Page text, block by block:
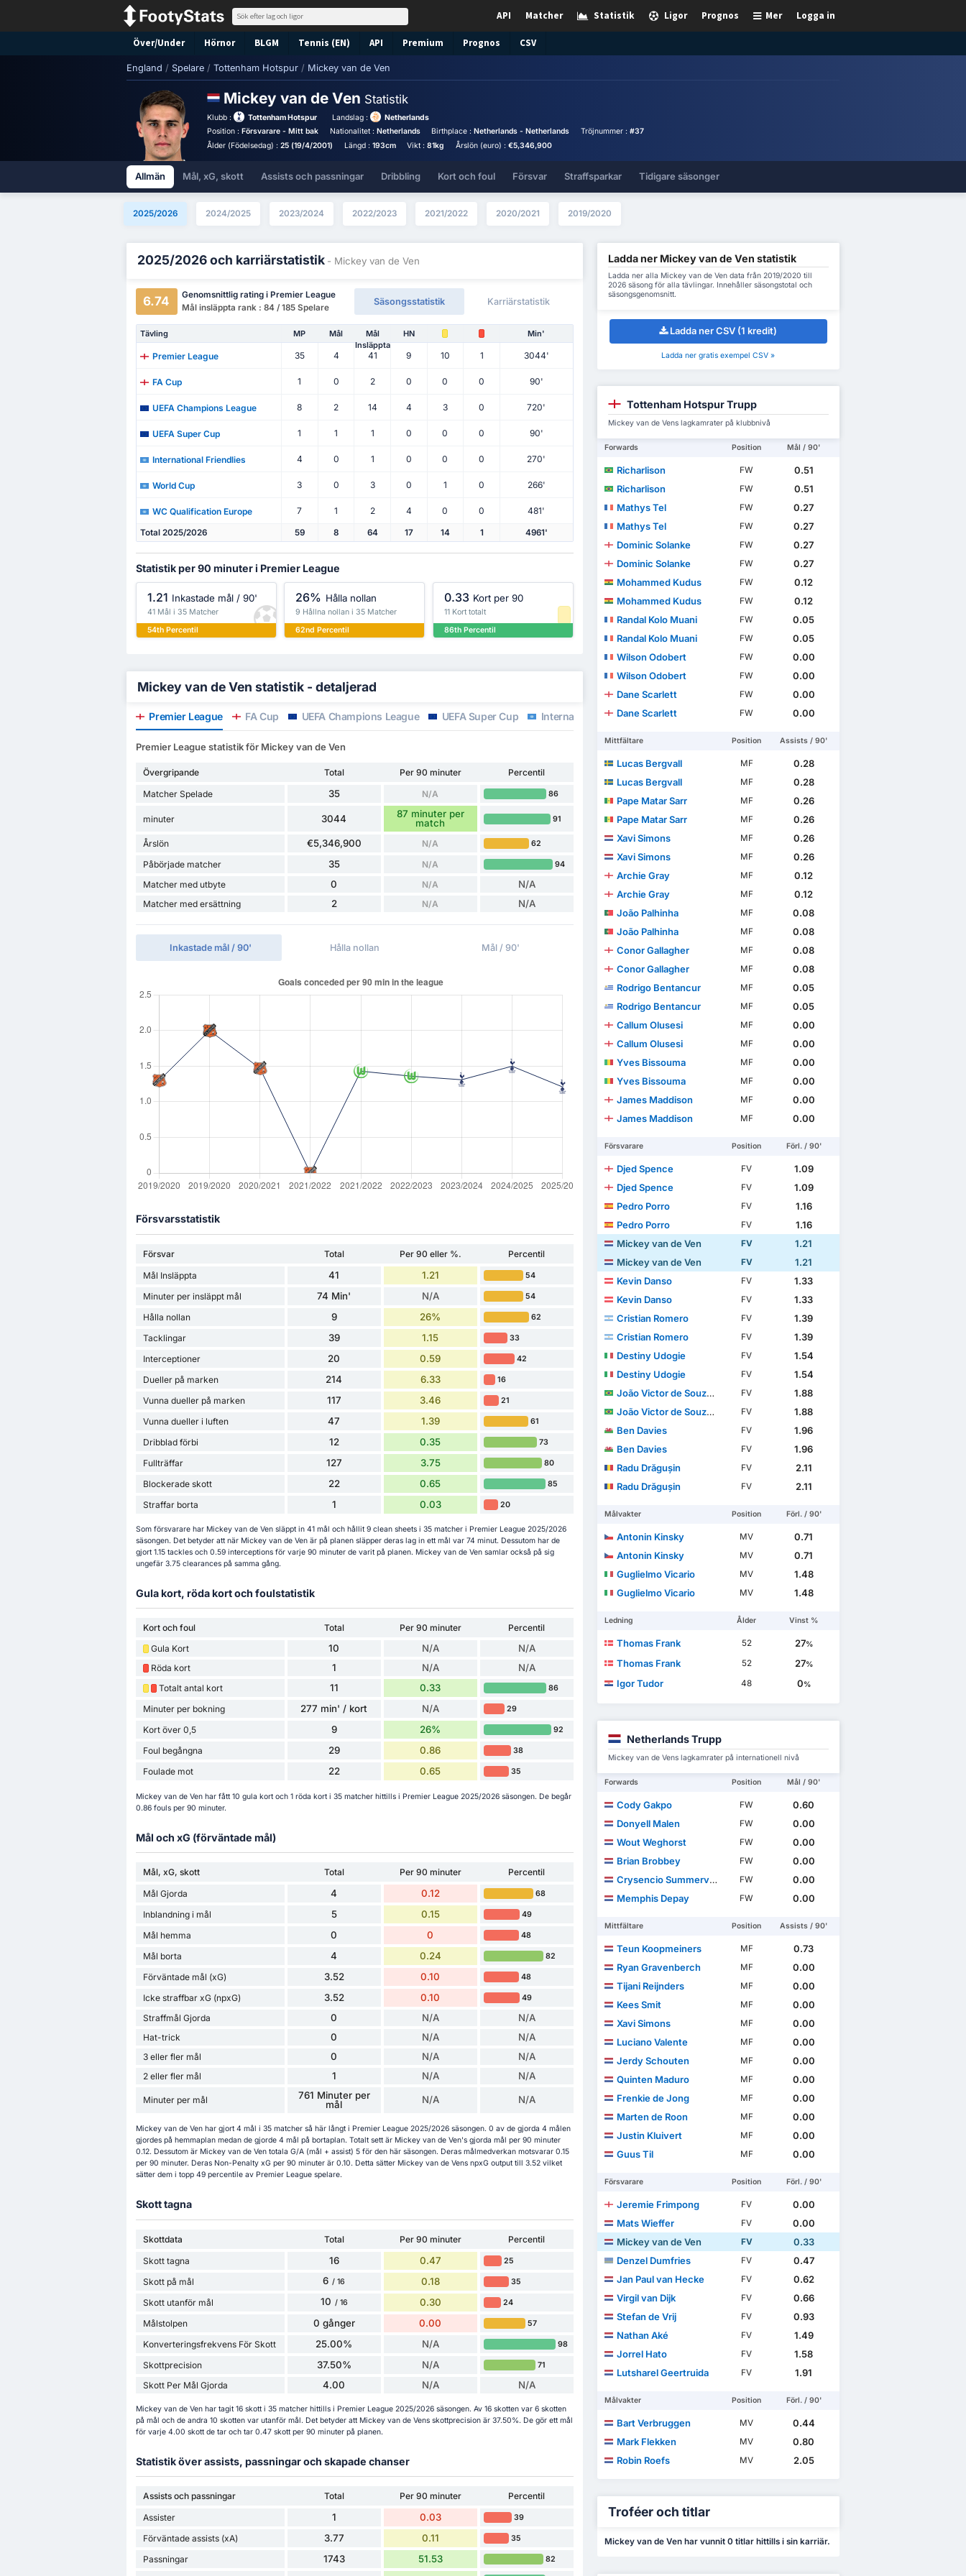
Logga in
Mer
Prognos
Ligor
Statistik
Matcher
API
Över/Under Hörnor BLGM Tennis (EN) API Premium Prognos CSV
England / Spelare / Tottenham Hotspur / Mickey van de Ven
Mickey van de Ven Statistik
Klubb : Tottenham Hotspur Landslag :
Netherlands
Position :Försvarare - Mitt bak Nationalitet : Netherlands Birthplace :Netherlands - Netherlands Tröjnummer : #37
Ålder (Födelsedag) :25 (19/4/2001) Längd : 193cm Vikt :81kg Årslön (euro) : €5,346,900
Allmän Mål, xG, skott Assists och passningar Dribbling Kort och foul Försvar Straffsparkar Tidigare säsonger
2025/2026 2024/2025 2023/2024 2022/2023 2021/2022 2020/2021 2019/2020
2025/2026 och karriärstatistik - Mickey van de Ven
6.74
Genomsnittlig rating i Premier League
Mål insläppta rank : 84 / 185 Spelare
Säsongsstatistik Karriärstatistik
Tävling MP Mål
Mål
Insläppta
HN Min'
Premier League 35 4 41 9 10 1 3044'
FA Cup 1 0 2 0 0 0 90'
UEFA Champions League 8 2 14 4 3 0 720'
UEFA Super Cup 1 1 1 0 0 0 90'
International Friendlies 4 0 1 0 0 0 270'
World Cup 3 0 3 0 1 0 266'
WC Qualification Europe 7 1 2 4 0 0 481'
Total 2025/2026 59 8 64 17 14 1 4961'
Statistik per 90 minuter i Premier League
1.21 Inkastade mål / 90'
41 Mål i 35 Matcher
54th Percentil
26% Hålla nollan
9 Hållna nollan i 35 Matcher
62nd Percentil
0.33 Kort per 90
11 Kort totalt
86th Percentil
Mickey van de Ven statistik - detaljerad
Premier League FA Cup UEFA Champions League UEFA Super Cup International Friendlies World Cup WC Qualification Europe
Premier League statistik för Mickey van de Ven
Övergripande Total Per 90 minuter
Percentil
Matcher Spelade
35 N/A 86
minuter 3044
87 minuter per
match
91
Årslön €5,346,900 N/A 62
Påbörjade matcher 35 N/A 94
Matcher med utbyte 0 N/A N/A
Matcher med ersättning 2 N/A N/A
Inkastade mål / 90' Hålla nollan Mål / 90'
Försvarsstatistik
Försvar Total Per 90 eller %.
Percentil
Mål Insläppta
41 1.21 54
Minuter per insläppt mål 74 Min' N/A 54
Hålla nollan 9 26% 62
Tacklingar 39 1.15 33
Interceptioner 20 0.59 42
Dueller på marken 214 6.33 16
Vunna dueller på marken 117 3.46 21
Vunna dueller i luften 47 1.39 61
Dribblad förbi 12 0.35 73
Fullträffar 127 3.75 80
Blockerade skott 22 0.65 85
Straffar borta 1 0.03 20
Som försvarare har Mickey van de Ven släppt in 41 mål och hållit 9 clean sheets i 35 matcher i Premier League 2025/2026
säsongen. Det betyder att när Mickey van de Ven är på planen släpper deras lag in ett mål var 74 minut. Dessutom har de
gjort 1.15 tackles och 0.59 interceptions för varje 90 minuter de varit på planen. Mickey van de Ven samlar också på sig
ungefär 3.75 clearances på samma gång.
Gula kort, röda kort och foulstatistik
Kort och foul Total Per 90 minuter
Percentil
Gula Kort
10 N/A N/A
Röda kort 1 N/A N/A
Totalt antal kort 11 0.33 86
Minuter per bokning 277 min' / kort N/A 29
Kort över 0,5 9 26% 92
Foul begångna 29 0.86 38
Foulade mot 22 0.65 35
Mickey van de Ven har fått 10 gula kort och 1 röda kort i 35 matcher hittills i Premier League 2025/2026 säsongen. De begår
0.86 fouls per 90 minuter.
Mål och xG (förväntade mål)
Mål, xG, skott Total Per 90 minuter
Percentil
Mål Gjorda
4 0.12 68
Inblandning i mål 5 0.15 49
Mål hemma 0 0 48
Mål borta 4 0.24 82
Förväntade mål (xG) 3.52 0.10 48
Icke straffbar xG (npxG) 3.52 0.10 49
Straffmål Gjorda 0 N/A N/A
Hat-trick 0 N/A N/A
3 eller fler mål 0 N/A N/A
2 eller fler mål 1 N/A N/A
Minuter per mål
761 Minuter per
mål
N/A N/A
Mickey van de Ven har gjort 4 mål i 35 matcher så här långt i Premier League 2025/2026 säsongen. 0 av de gjorda 4 målen
gjordes på hemmaplan medan de gjorde 4 mål på bortaplan. Totalt sett är Mickey van de Ven's gjorda mål per 90 minuter
0.12. Dessutom är Mickey van de Ven totala G/A (mål + assist) 5 för den här säsongen. Deras målmedverkan motsvarar 0.15
per 90 minuter. Deras Non-Penalty xG per 90 minuter är 0.10. Detta sätter Mickey van de Vens npxG output till 3.52 vilket
sätter dem i topp 49 percentile av Premier League spelare.
Skott tagna
Skottdata Total Per 90 minuter
Percentil
Skott tagna
16 0.47 25
Skott på mål 6 / 16 0.18 35
Skott utanför mål 10 / 16 0.30 24
Målstolpen 0 gånger 0.00 57
Konverteringsfrekvens För Skott 25.00% N/A 98
Skottprecision 37.50% N/A 71
Skott Per Mål Gjorda 4.00 N/A N/A
Mickey van de Ven har tagit 16 skott i 35 matcher hittills i Premier League 2025/2026 säsongen. Av 16 skotten var 6 skotten
på mål och de andra 10 skotten var utanför mål. Det betyder att Mickey van de Vens skottprecision är 37.50%. De gör ett mål
för varje 4.00 skott de tar och tar 0.47 skott per 90 minuter på planen.
Statistik över assists, passningar och skapade chanser
Assists och passningar Total Per 90 minuter
Percentil
Assister
1 0.03 39
Förväntade assists (xA) 3.77 0.11 35
Passningar 1743 51.53 82
Ladda ner Mickey van de Ven statistik
Ladda ner alla Mickey van de Ven data från 2019/2020 till
2026 säsong för alla tävlingar. Innehåller säsongstotal och
säsongsgenomsnitt.
Ladda ner CSV (1 kredit)
Ladda ner gratis exempel CSV »
Tottenham Hotspur Trupp
Mickey van de Vens lagkamrater på klubbnivå
Forwards Position Mål / 90'
Richarlison FW
0.51
Richarlison
FW
0.51
Mathys Tel
FW
0.27
Mathys Tel
FW
0.27
Dominic Solanke
FW
0.27
Dominic Solanke
FW
0.27
Mohammed Kudus
FW
0.12
Mohammed Kudus
FW
0.12
Randal Kolo Muani
FW
0.05
Randal Kolo Muani
FW
0.05
Wilson Odobert
FW
0.00
Wilson Odobert
FW
0.00
Dane Scarlett
FW
0.00
Dane Scarlett
FW 0.00
Mittfältare Position Assists / 90'
Lucas Bergvall MF
0.28
Lucas Bergvall
MF
0.28
Pape Matar Sarr
MF
0.26
Pape Matar Sarr
MF
0.26
Xavi Simons
MF
0.26
Xavi Simons
MF
0.26
Archie Gray
MF
0.12
Archie Gray
MF
0.12
João Palhinha
MF
0.08
João Palhinha
MF
0.08
Conor Gallagher
MF
0.08
Conor Gallagher
MF
0.08
Rodrigo Bentancur
MF
0.05
Rodrigo Bentancur
MF
0.05
Callum Olusesi
MF
0.00
Callum Olusesi
MF
0.00
Yves Bissouma
MF
0.00
Yves Bissouma
MF
0.00
James Maddison
MF
0.00
James Maddison
MF 0.00
Försvarare Position Förl. / 90'
Djed Spence FV
1.09
Djed Spence
FV
1.09
Pedro Porro
FV
1.16
Pedro Porro
FV
1.16
Mickey van de Ven
FV
1.21
Mickey van de Ven
FV
1.21
Kevin Danso
FV
1.33
Kevin Danso
FV
1.33
Cristian Romero
FV
1.39
Cristian Romero
FV
1.39
Destiny Udogie
FV
1.54
Destiny Udogie
FV
1.54
João Victor de Souza Menezes
FV
1.88
João Victor de Souza Menezes
FV
1.88
Ben Davies
FV
1.96
Ben Davies
FV
1.96
Radu Drăgușin
FV
2.11
Radu Drăgușin
FV 2.11
Målvakter Position Förl. / 90'
Antonin Kinsky MV
0.71
Antonin Kinsky
MV
0.71
Guglielmo Vicario
MV
1.48
Guglielmo Vicario
MV 1.48
Ledning Ålder Vinst %
Thomas Frank 52 27%
Thomas Frank 52 27%
Igor Tudor 48 0%
Netherlands Trupp
Mickey van de Vens lagkamrater på internationell nivå
Forwards Position Mål / 90'
Cody Gakpo FW
0.60
Donyell Malen
FW
0.00
Wout Weghorst
FW
0.00
Brian Brobbey
FW
0.00
Crysencio Summerville
FW
0.00
Memphis Depay
FW 0.00
Mittfältare Position Assists / 90'
Teun Koopmeiners MF
0.73
Ryan Gravenberch
MF
0.00
Tijani Reijnders
MF
0.00
Kees Smit
MF
0.00
Xavi Simons
MF
0.00
Luciano Valente
MF
0.00
Jerdy Schouten
MF
0.00
Quinten Maduro
MF
0.00
Frenkie de Jong
MF
0.00
Marten de Roon
MF
0.00
Justin Kluivert
MF
0.00
Guus Til
MF 0.00
Försvarare Position Förl. / 90'
Jeremie Frimpong FV
0.00
Mats Wieffer
FV
0.00
Mickey van de Ven
FV
0.33
Denzel Dumfries
FV
0.47
Jan Paul van Hecke
FV
0.62
Virgil van Dijk
FV
0.66
Stefan de Vrij
FV
0.93
Nathan Aké
FV
1.49
Jorrel Hato
FV
1.58
Lutsharel Geertruida
FV 1.91
Målvakter Position Förl. / 90'
Bart Verbruggen MV
0.44
Mark Flekken
MV
0.80
Robin Roefs
MV 2.05
Troféer och titlar
Mickey van de Ven har vunnit 0 titlar hittills i sin karriär.